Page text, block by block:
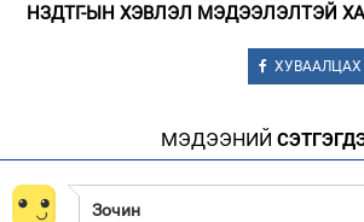
НЗДТГ-ЫН ХЭВЛЭЛ МЭДЭЭЛЭЛТЭЙ
ХУВААЛЦАХ
МЭДЭЭНИЙ